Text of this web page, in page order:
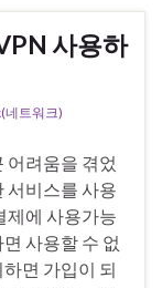
사용하
트워크)
어려움을 겪었
서비스를 사용
제에 사용가능
사용할 수 없
면 가입이 되